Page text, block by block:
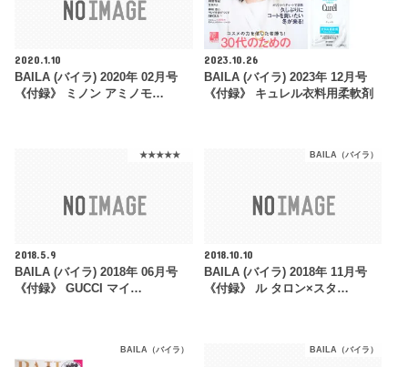
2020.1.10
BAILA (バイラ) 2020年 02月号
《付録》 ミノン アミノモ…
2023.10.26
BAILA (バイラ) 2023年 12月号
《付録》 キュレル衣料用柔軟剤
★★★★★
2018.5.9
BAILA (バイラ) 2018年 06月号
《付録》 GUCCI マイ…
BAILA（バイラ）
2018.10.10
BAILA (バイラ) 2018年 11月号
《付録》 ル タロン×スタ…
BAILA（バイラ） BAILA（バイラ）